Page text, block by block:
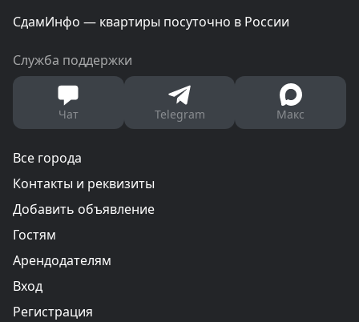
СдамИнфо — квартиры посуточно в России
Служба поддержки
Чат Telegram Макс
Все города
Контакты и реквизиты
Добавить объявление
Гостям
Арендодателям
Вход
Регистрация